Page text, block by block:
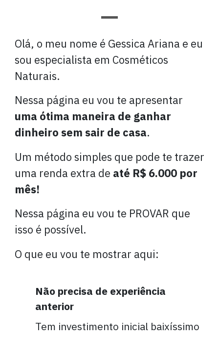
Olá, o meu nome é Gessica Ariana e eu
sou especialista em Cosméticos
Naturais.
Nessa página eu vou te apresentar
uma ótima maneira de ganhar
dinheiro sem sair de casa.
Um método simples que pode te trazer
uma renda extra de até R$ 6.000 por
mês!
Nessa página eu vou te PROVAR que
isso é possível.
O que eu vou te mostrar aqui:
Não precisa de experiência
anterior
Tem investimento inicial baixíssimo